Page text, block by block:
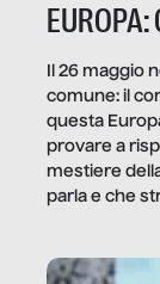
Il 26 maggio
comune: il
questa
provare a
mestiere
parla e che